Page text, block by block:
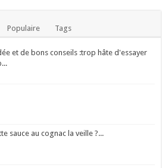
Populaire Tags
et de bons conseils :trop hâte d'essayer
sauce au cognac la veille ?...